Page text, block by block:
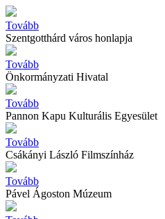
Tovább
Szentgotthárd város honlapja
Tovább
Önkormányzati Hivatal
Tovább
Pannon Kapu Kulturális Egyesület
Tovább
Csákányi László Filmszínház
Tovább
Pável Ágoston Múzeum